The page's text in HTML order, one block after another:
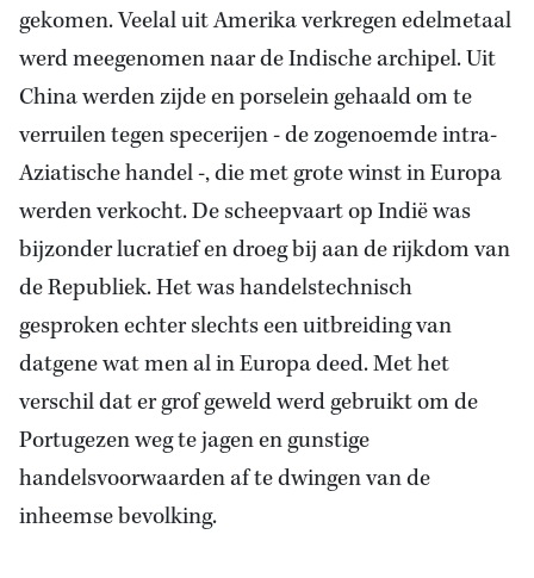
gekomen. Veelal uit Amerika verkregen edelmetaal
werd meegenomen naar de Indische archipel. Uit
China werden zijde en porselein gehaald om te
verruilen tegen specerijen - de zogenoemde intra-
Aziatische handel -, die met grote winst in Europa
werden verkocht. De scheepvaart op Indië was
bijzonder lucratief en droeg bij aan de rijkdom van
de Republiek. Het was handelstechnisch
gesproken echter slechts een uitbreiding van
datgene wat men al in Europa deed. Met het
verschil dat er grof geweld werd gebruikt om de
Portugezen weg te jagen en gunstige
handelsvoorwaarden af te dwingen van de
inheemse bevolking.